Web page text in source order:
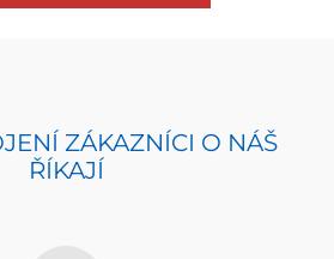
ZÁKAZNÍCI O NÁŠ
ŘÍKAJÍ